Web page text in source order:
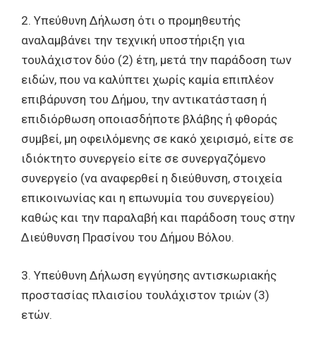
2. Υπεύθυνη Δήλωση ότι ο προμηθευτής
αναλαμβάνει την τεχνική υποστήριξη για
τουλάχιστον δύο (2) έτη, μετά την παράδοση των
ειδών, που να καλύπτει χωρίς καμία επιπλέον
επιβάρυνση του Δήμου, την αντικατάσταση ή
επιδιόρθωση οποιασδήποτε βλάβης ή φθοράς
συμβεί, μη οφειλόμενης σε κακό χειρισμό, είτε σε
ιδιόκτητο συνεργείο είτε σε συνεργαζόμενο
συνεργείο (να αναφερθεί η διεύθυνση, στοιχεία
επικοινωνίας και η επωνυμία του συνεργείου)
καθώς και την παραλαβή και παράδοση τους στην
Διεύθυνση Πρασίνου του Δήμου Βόλου.
3. Υπεύθυνη Δήλωση εγγύησης αντισκωριακής
προστασίας πλαισίου τουλάχιστον τριών (3)
ετών.